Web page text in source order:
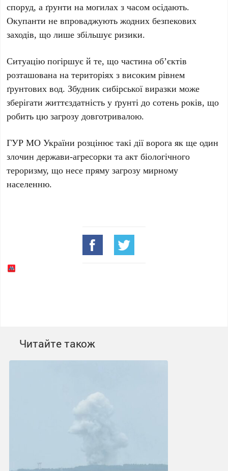
споруд, а ґрунти на могилах з часом осідають.
Окупанти не впроваджують жодних безпекових
заходів, що лише збільшує ризики.
Ситуацію погіршує й те, що частина об’єктів
розташована на територіях з високим рівнем
ґрунтових вод. Збудник сибірської виразки може
зберігати життєздатність у ґрунті до сотень років, що
робить цю загрозу довготривалою.
ГУР МО України розцінює такі дії ворога як ще один
злочин держави-агресорки та акт біологічного
тероризму, що несе пряму загрозу мирному
населенню.
Читайте також